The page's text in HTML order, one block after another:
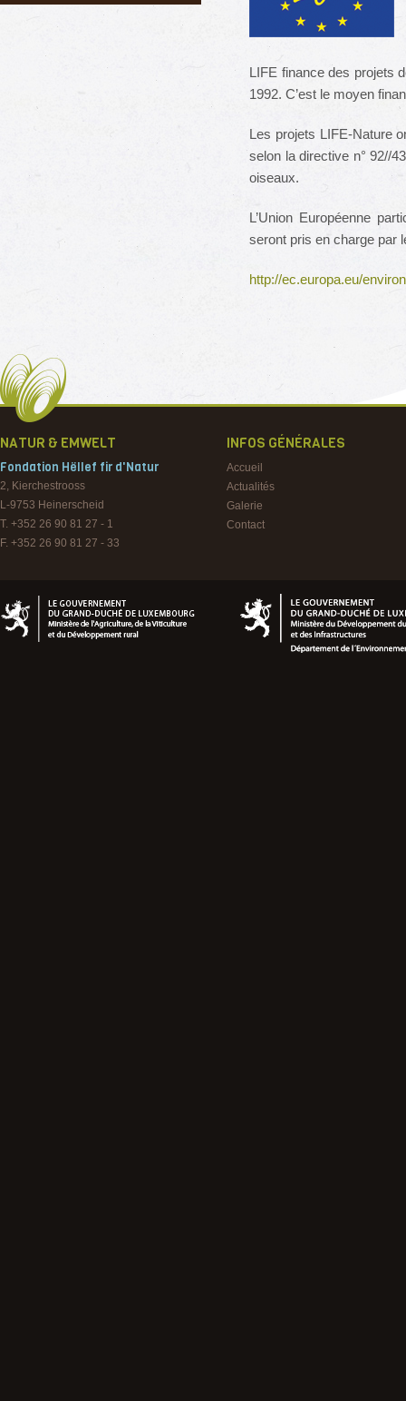
LIFE finance des projets
1992. C’est le moyen
Les projets LIFE-Nature
selon la directive n° 92//
oiseaux.
L’Union Européenne
seront pris en charge par
http://ec.europa.eu/
NATUR & EMWELT
Fondation Hëllef fir d'Natur
2, Kierchestrooss
L-9753 Heinerscheid
T. +352 26 90 81 27 - 1
F. +352 26 90 81 27 - 33
INFOS GÉNÉRALES
Accueil
Actualités
Galerie
Contact